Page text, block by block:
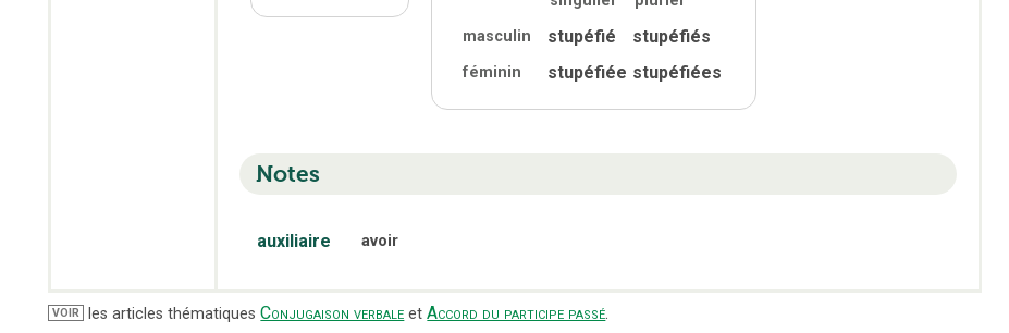
masculin
stupéfié stupéfiés
féminin stupéfiée stupéfiées
Notes
auxiliaire avoir
VOIR les articles thématiques Conjugaison verbale etAccord du participe passé.